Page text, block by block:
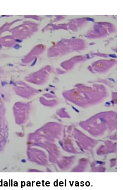
parete del vaso.